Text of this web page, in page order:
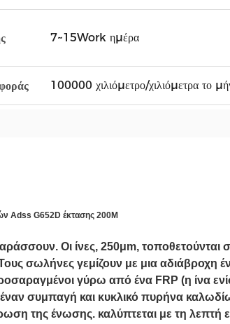
7~15Work ημέρα
100000 χιλιόμετρο/χιλιόμετρα το
Adss G652D έκτασης 200M
Οι ίνες, 250μm, τοποθετούνται
σωλήνες γεμίζουν με μια αδιάβροχη
γύρω από ένα FRP (η ίνα
συμπαγή και κυκλικό πυρήνα
της ένωσης. καλύπτεται με τη λεπτή